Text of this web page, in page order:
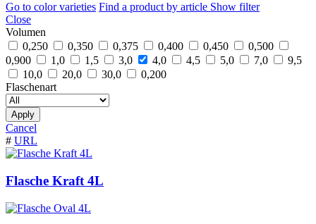
Go to color varieties Find a product by article Show filter
Close
Volumen
0,250
0,350 0,375 0,400 0,450
0,500
0,900
1,0 1,5 3,0 4,0 4,5 5,0 7,0
9,5
10,0
20,0 30,0
0,200
Flaschenart
Apply
Cancel
# URL
Flasche Kraft 4L